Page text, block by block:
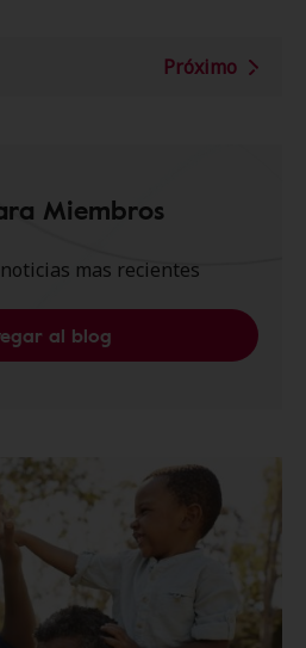
Próximo
Miembros
mas recientes
al blog